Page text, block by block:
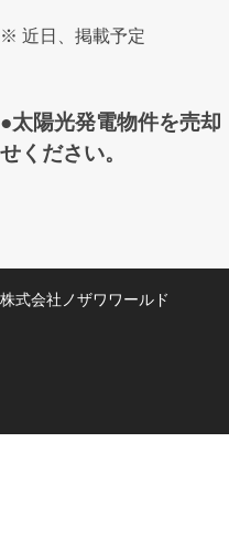
※ 近日、掲載予定
●太陽光発電物件を売
せください。
株式会社ノザワワールド